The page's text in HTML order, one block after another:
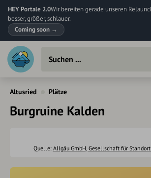
HEY Portale 2.0Wir bereiten gerade unseren
besser, größer, schlauer.
Coming soon →
Altusried Plätze
Burgruine Kalden
Quelle: Allgäu GmbH, Gesellschaft für